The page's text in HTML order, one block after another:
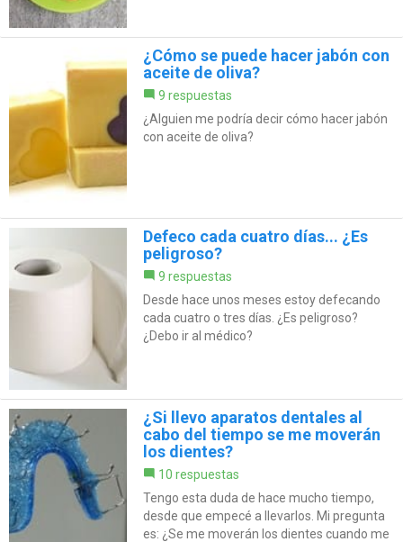
¿Cómo se puede hacer jabón con
aceite de oliva?
9 respuestas
¿Alguien me podría decir cómo hacer jabón
con aceite de oliva?
Defeco cada cuatro días... ¿Es
peligroso?
9 respuestas
Desde hace unos meses estoy defecando
cada cuatro o tres días. ¿Es peligroso?
¿Debo ir al médico?
¿Si llevo aparatos dentales al
cabo del tiempo se me moverán
los dientes?
10 respuestas
Tengo esta duda de hace mucho tiempo,
desde que empecé a llevarlos. Mi pregunta
es: ¿Se me moverán los dientes cuando me